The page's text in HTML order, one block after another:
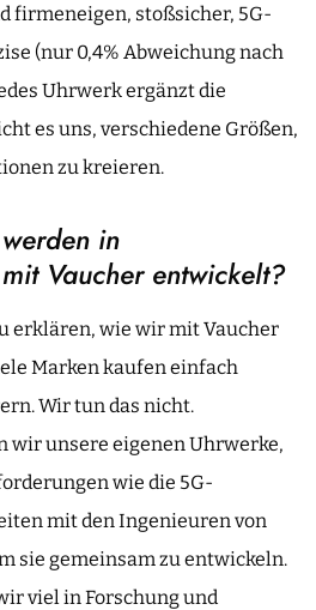
firmeneigen, stoßsicher, 5G-
(nur 0,4% Abweichung nach
Uhrwerk ergänzt die
es uns, verschiedene Größen,
zu kreieren.
in
Vaucher entwickelt?
erklären, wie wir mit Vaucher
Marken kaufen einfach
Wir tun das nicht.
wir unsere eigenen Uhrwerke,
wie die 5G-
mit den Ingenieuren von
sie gemeinsam zu entwickeln.
viel in Forschung und